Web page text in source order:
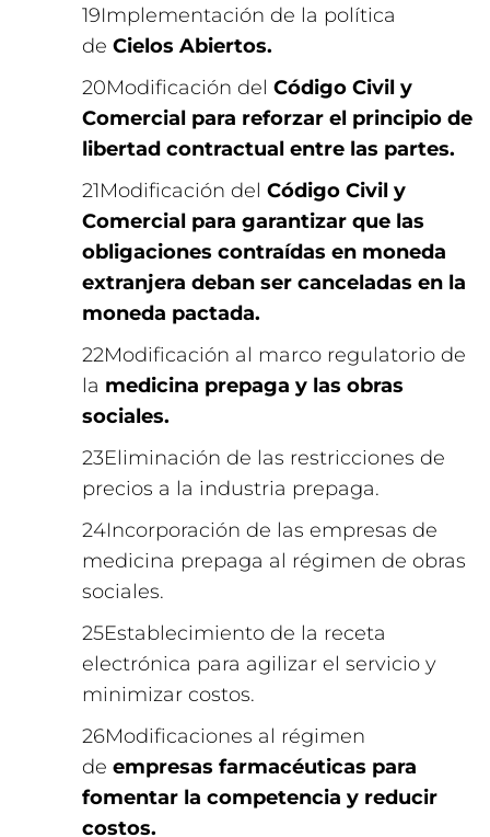
Implementación de la política
de Cielos Abiertos.
Modificación del Código Civil y
Comercial para reforzar el principio de
libertad contractual entre las partes.
Modificación del Código Civil y
Comercial para garantizar que las
obligaciones contraídas en moneda
extranjera deban ser canceladas en la
moneda pactada.
Modificación al marco regulatorio de
la medicina prepaga y las obras
sociales.
Eliminación de las restricciones de
precios a la industria prepaga.
Incorporación de las empresas de
medicina prepaga al régimen de obras
sociales.
Establecimiento de la receta
electrónica para agilizar el servicio y
minimizar costos.
Modificaciones al régimen
de empresas farmacéuticas para
fomentar la competencia y reducir
costos.